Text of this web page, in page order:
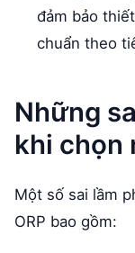
đảm bảo
chuẩn theo
Những
khi chọn
Một số sai lầm
ORP bao gồm: